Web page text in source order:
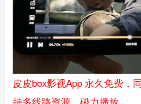
皮皮box影视App 永久免费，